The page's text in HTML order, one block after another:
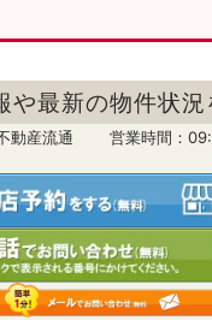
や最新の物件状況
不動産流通 営業時間：